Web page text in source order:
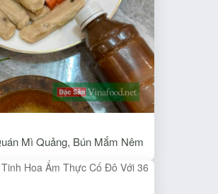
Mì Quảng, Bún Mắm Nêm